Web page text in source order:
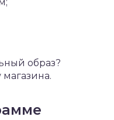
образ?